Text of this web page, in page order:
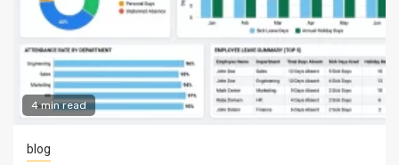
4 min read
blog